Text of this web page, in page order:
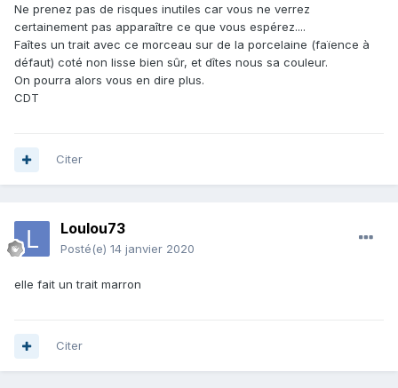
Ne prenez pas de risques inutiles car vous ne verrez
certainement pas apparaître ce que vous espérez....
Faîtes un trait avec ce morceau sur de la porcelaine (faïence à
défaut) coté non lisse bien sûr, et dîtes nous sa couleur.
On pourra alors vous en dire plus.
CDT
Citer
Loulou73
Posté(e) 14 janvier 2020
elle fait un trait marron
Citer